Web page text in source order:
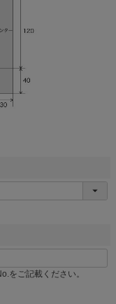
をご記載ください。